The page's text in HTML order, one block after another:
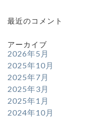
最近のコメント
アーカイブ
2026年5月
2025年10月
2025年7月
2025年3月
2025年1月
2024年10月